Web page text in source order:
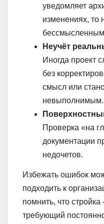
уведомляет
изменениях, то
Неучёт
Иногда проект
без
смысл или
невыполнимым.
Проверка «на
документации
недочетов.
Избежать ошибок
подходить к
помнить, что
требующий